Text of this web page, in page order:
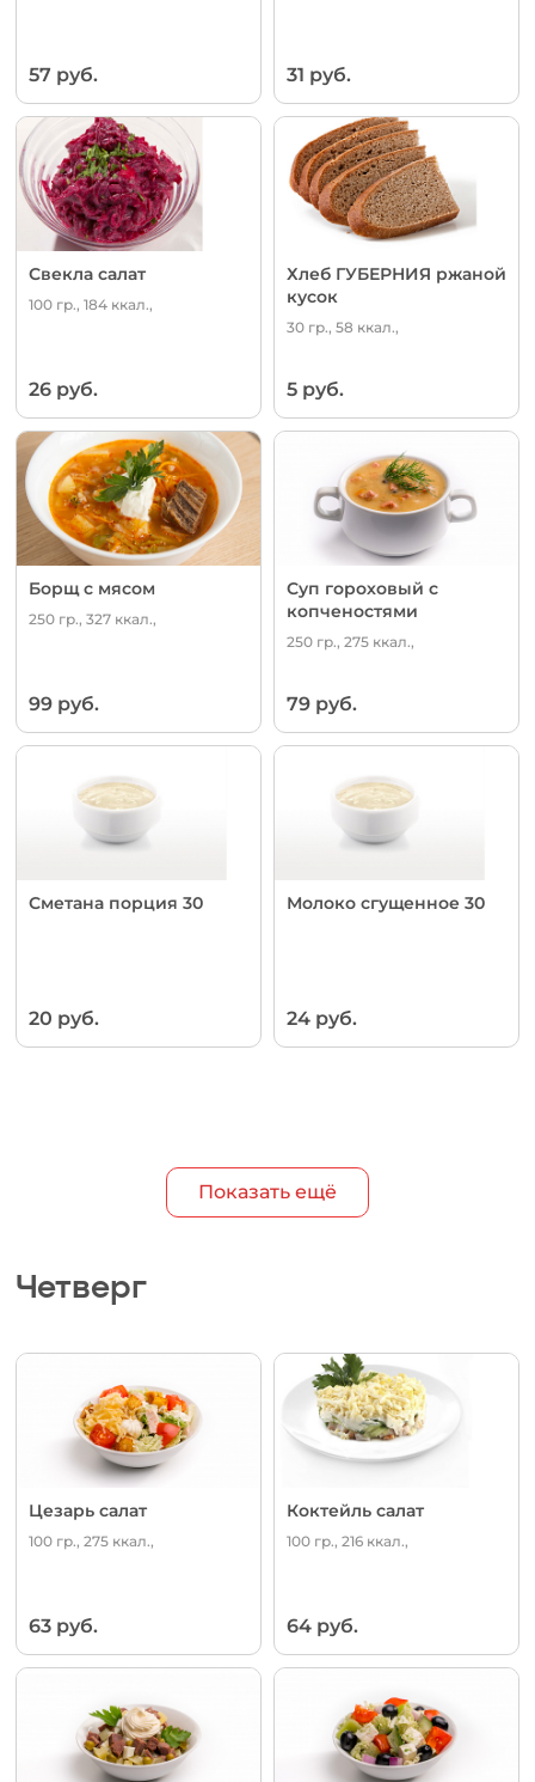
57 руб. 31 руб.
Свекла салат
100 гр., 184 ккал.,
26 руб.
Хлеб ГУБЕРНИЯ ржаной
кусок
30 гр., 58 ккал.,
5 руб.
Борщ с мясом
250 гр., 327 ккал.,
99 руб.
Суп гороховый с
копченостями
250 гр., 275 ккал.,
79 руб.
Сметана порция 30
20 руб.
Молоко сгущенное 30
24 руб.
Показать ещё
Четверг
Цезарь салат
100 гр., 275 ккал.,
63 руб.
Коктейль салат
100 гр., 216 ккал.,
64 руб.